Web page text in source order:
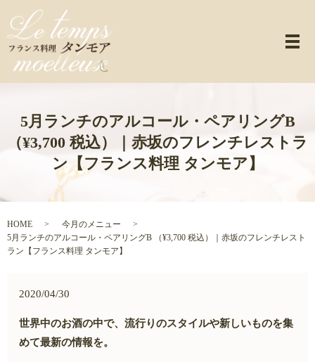
メ
5月ランチのアルコール・ペアリングB
（¥3,700 税込）｜赤坂のフレンチレストラ
ン【フランス料理 タンモア】
HOME
今月のメニュー
5月ランチのアルコール・ペアリングB （¥3,700 税込）｜赤坂のフレンチレスト
ラン【フランス料理 タンモア】
2020/04/30
世界中のお酒の中で、流行りのスタイルや新しいものを集
めて最新の情報を。